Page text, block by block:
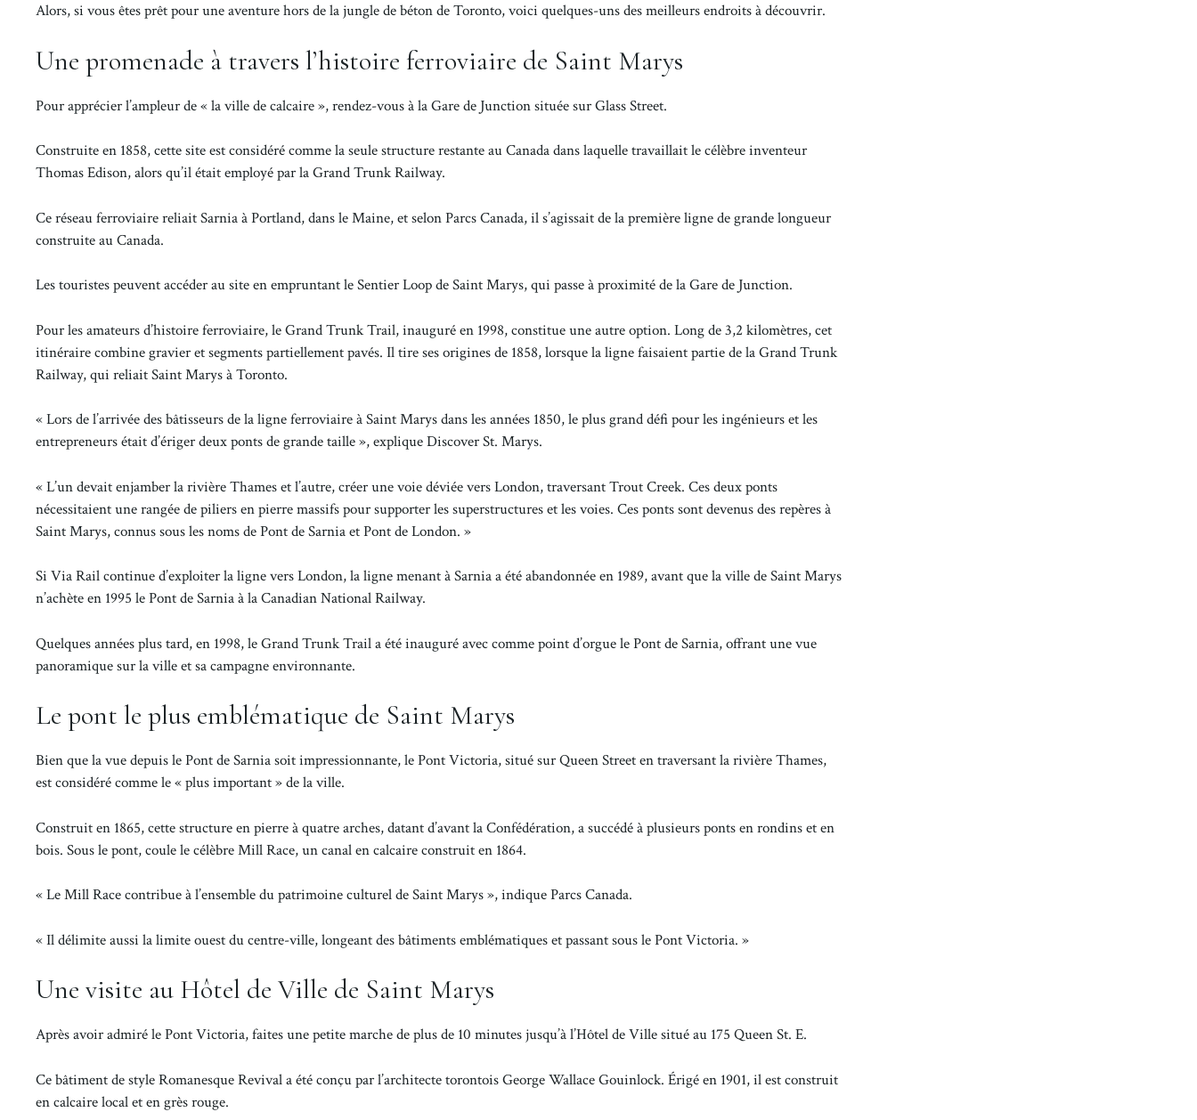
Alors, si vous êtes prêt pour une aventure hors de la jungle de béton de Toronto, voici quelques-uns des meilleurs endroits à découvrir.
Une promenade à travers l’histoire ferroviaire de Saint Marys
Pour apprécier l’ampleur de « la ville de calcaire », rendez-vous à la Gare de Junction située sur Glass Street.
Construite en 1858, cette site est considéré comme la seule structure restante au Canada dans laquelle travaillait le célèbre inventeur
Thomas Edison, alors qu’il était employé par la Grand Trunk Railway.
Ce réseau ferroviaire reliait Sarnia à Portland, dans le Maine, et selon Parcs Canada, il s’agissait de la première ligne de grande longueur
construite au Canada.
Les touristes peuvent accéder au site en empruntant le Sentier Loop de Saint Marys, qui passe à proximité de la Gare de Junction.
Pour les amateurs d’histoire ferroviaire, le Grand Trunk Trail, inauguré en 1998, constitue une autre option. Long de 3,2 kilomètres, cet
itinéraire combine gravier et segments partiellement pavés. Il tire ses origines de 1858, lorsque la ligne faisaient partie de la Grand Trunk
Railway, qui reliait Saint Marys à Toronto.
« Lors de l’arrivée des bâtisseurs de la ligne ferroviaire à Saint Marys dans les années 1850, le plus grand défi pour les ingénieurs et les
entrepreneurs était d’ériger deux ponts de grande taille », explique Discover St. Marys.
« L’un devait enjamber la rivière Thames et l’autre, créer une voie déviée vers London, traversant Trout Creek. Ces deux ponts
nécessitaient une rangée de piliers en pierre massifs pour supporter les superstructures et les voies. Ces ponts sont devenus des repères à
Saint Marys, connus sous les noms de Pont de Sarnia et Pont de London. »
Si Via Rail continue d’exploiter la ligne vers London, la ligne menant à Sarnia a été abandonnée en 1989, avant que la ville de Saint Marys
n’achète en 1995 le Pont de Sarnia à la Canadian National Railway.
Quelques années plus tard, en 1998, le Grand Trunk Trail a été inauguré avec comme point d’orgue le Pont de Sarnia, offrant une vue
panoramique sur la ville et sa campagne environnante.
Le pont le plus emblématique de Saint Marys
Bien que la vue depuis le Pont de Sarnia soit impressionnante, le Pont Victoria, situé sur Queen Street en traversant la rivière Thames,
est considéré comme le « plus important » de la ville.
Construit en 1865, cette structure en pierre à quatre arches, datant d’avant la Confédération, a succédé à plusieurs ponts en rondins et en
bois. Sous le pont, coule le célèbre Mill Race, un canal en calcaire construit en 1864.
« Le Mill Race contribue à l’ensemble du patrimoine culturel de Saint Marys », indique Parcs Canada.
« Il délimite aussi la limite ouest du centre-ville, longeant des bâtiments emblématiques et passant sous le Pont Victoria. »
Une visite au Hôtel de Ville de Saint Marys
Après avoir admiré le Pont Victoria, faites une petite marche de plus de 10 minutes jusqu’à l’Hôtel de Ville situé au 175 Queen St. E.
Ce bâtiment de style Romanesque Revival a été conçu par l’architecte torontois George Wallace Gouinlock. Érigé en 1901, il est construit
en calcaire local et en grès rouge.